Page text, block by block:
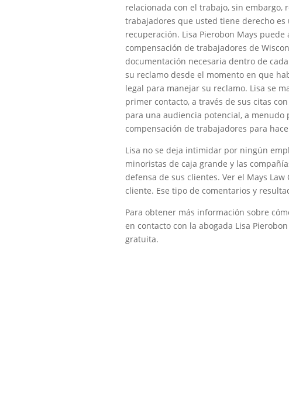
relacionada con el trabajo, sin embargo,
trabajadores que usted tiene derecho
recuperación. Lisa Pierobon Mays
compensación de trabajadores de
documentación necesaria dentro de
su reclamo desde el momento en que
legal para manejar su reclamo. Lisa se
primer contacto, a través de sus citas
para una audiencia potencial, a
compensación de trabajadores para
Lisa no se deja intimidar por ningún
minoristas de caja grande y las
defensa de sus clientes. Ver el Mays
cliente. Ese tipo de comentarios y
Para obtener más información sobre
en contacto con la abogada Lisa
gratuita.